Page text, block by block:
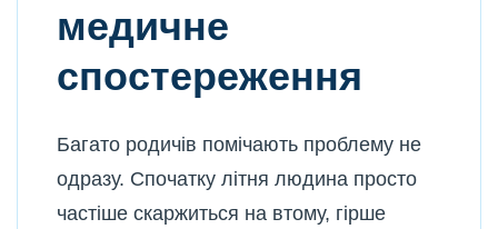
медичне
спостереження
Багато родичів помічають проблему не
одразу. Спочатку літня людина просто
частіше скаржиться на втому, гірше